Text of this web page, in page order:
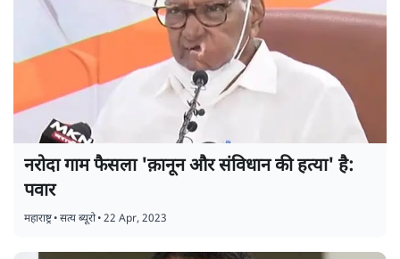
नरोदा गाम फैसला 'क़ानून और संविधान की हत्या' है:
पवार
महाराष्ट्र•सत्य ब्यूरो•22 Apr, 2023